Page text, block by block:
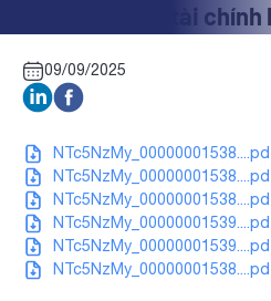
HTE: Báo cáo tài
09/09/2025